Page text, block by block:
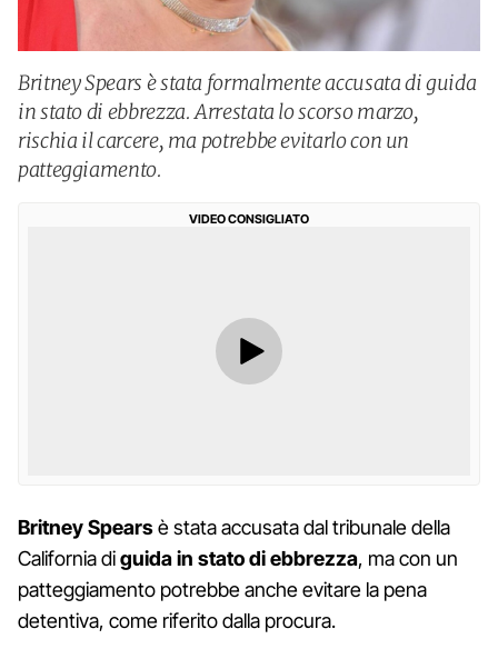
Britney Spears è stata formalmente accusata di guida
in stato di ebbrezza. Arrestata lo scorso marzo,
rischia il carcere, ma potrebbe evitarlo con un
patteggiamento.
VIDEO CONSIGLIATO
Britney Spearsè stata accusata dal tribunale della
California diguida in stato di ebbrezza, ma con un
patteggiamento potrebbe anche evitare la pena
detentiva, come riferito dalla procura.